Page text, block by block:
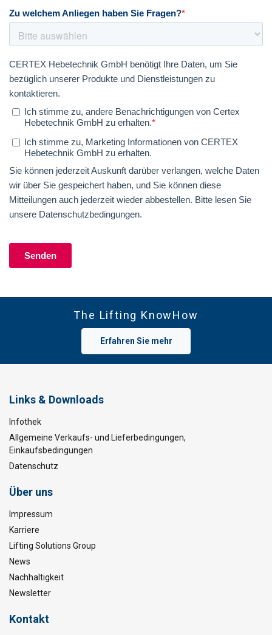
The Lifting KnowHow
Erfahren Sie mehr
Links & Downloads
Infothek
Allgemeine Verkaufs- und Lieferbedingungen,
Einkaufsbedingungen
Datenschutz
Über uns
Impressum
Karriere
Lifting Solutions Group
News
Nachhaltigkeit
Newsletter
Kontakt